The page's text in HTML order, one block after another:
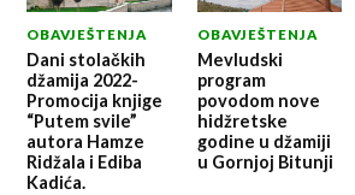
OBAVJEŠTENJA
Dani stolačkih
džamija 2022-
Promocija knjige
“Putem svile”
autora Hamze
Ridžala i Ediba
Kadića.
OBAVJEŠTENJA
Mevludski
program
povodom nove
hidžretske
godine u džamiji
u Gornjoj Bitunji